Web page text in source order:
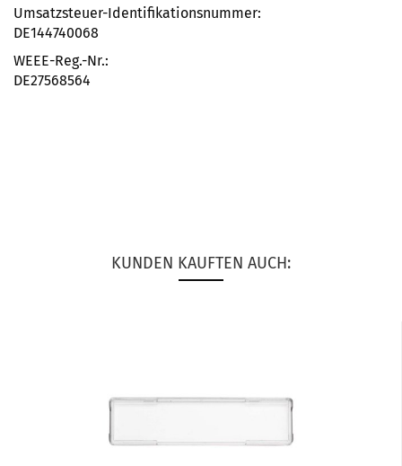
Umsatzsteuer-Identifikationsnummer:
DE144740068
WEEE-Reg.-Nr.:
DE27568564
KUNDEN KAUFTEN AUCH: